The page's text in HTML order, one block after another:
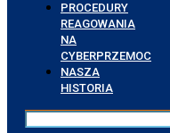
PROCEDURY
REAGOWANIA
NA
CYBERPRZEMOC
NASZA
HISTORIA